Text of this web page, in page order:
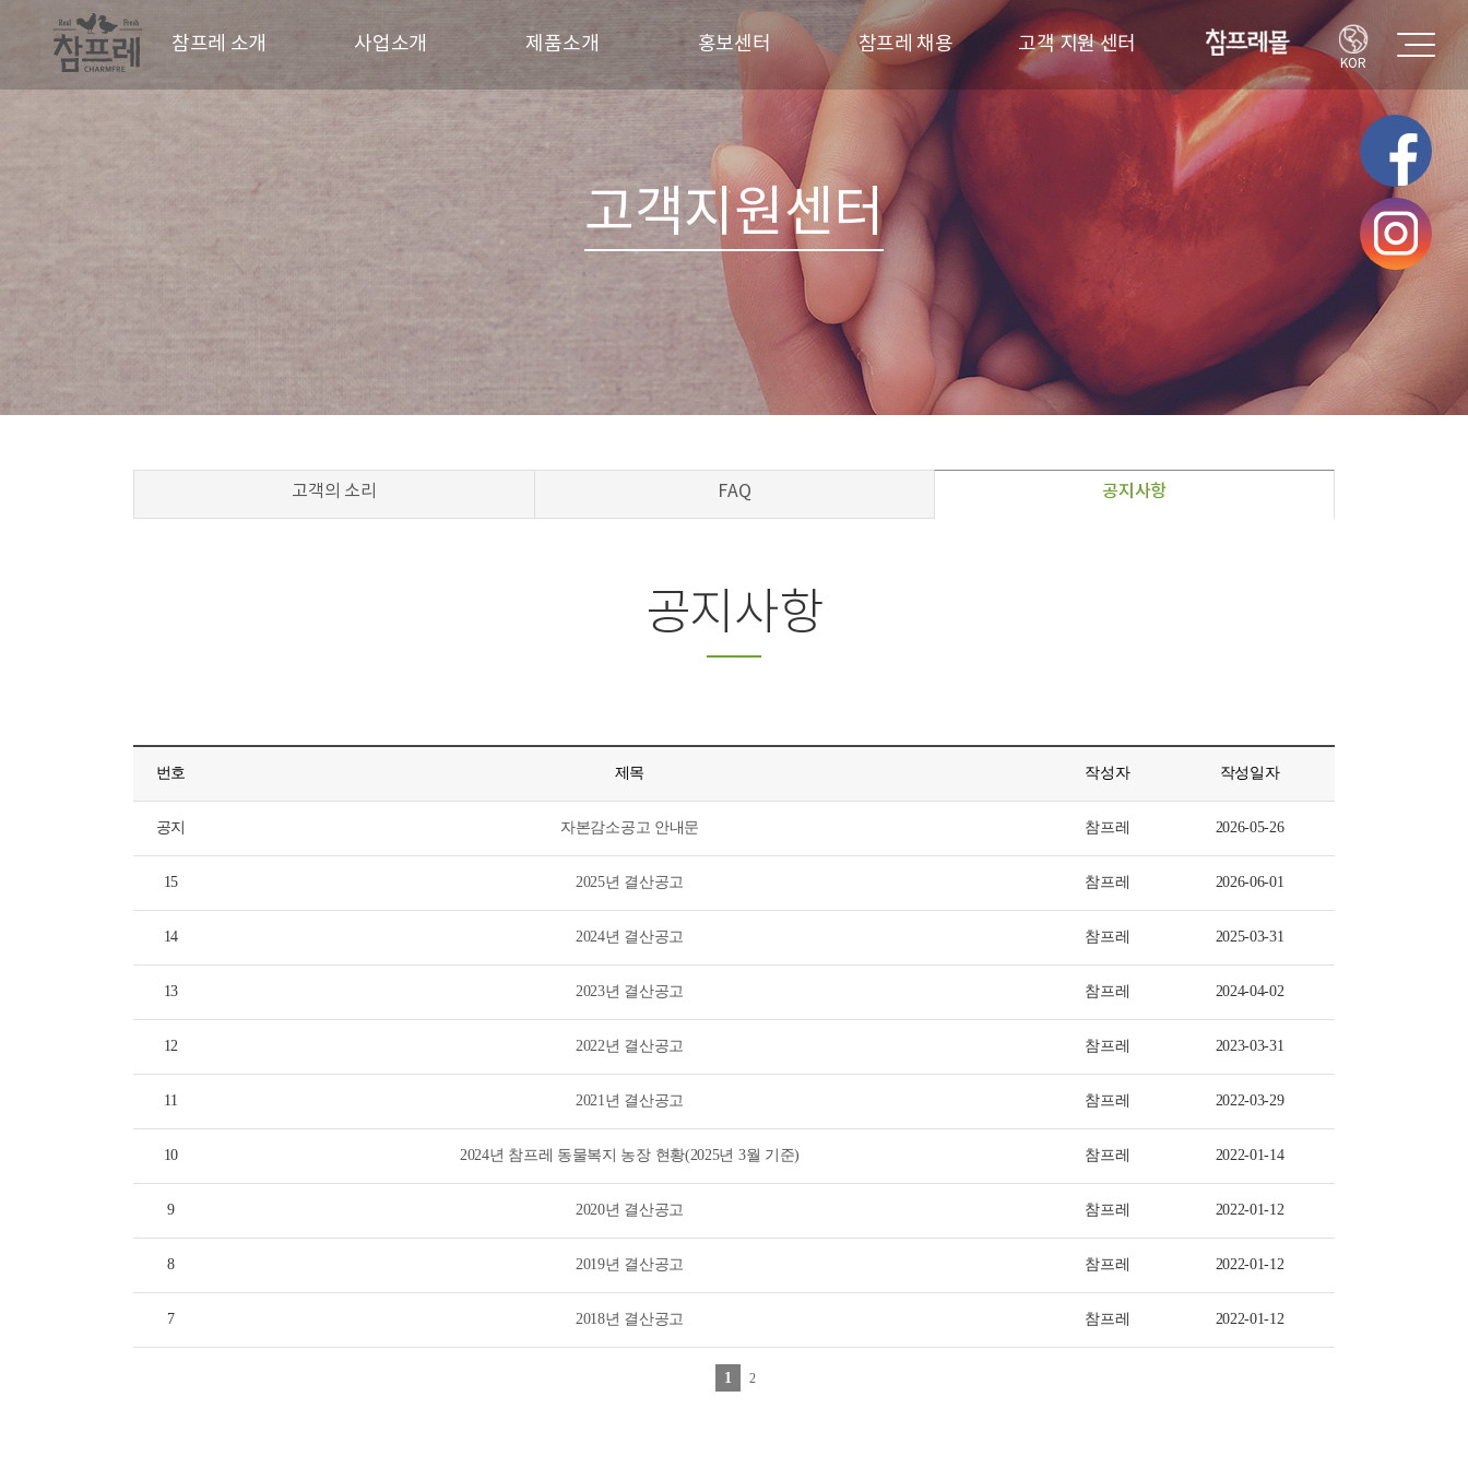
KOR
참프레 소개
홍보영상
사업소개 제품소개
브랜드
신선제품
육가공제품
홍보센터
참프레 소식
참프레 견학
갤러리
레시피
참프레 채용
채용 프로세스
채용공고
고객 지원 센터
고객의 소리
고객지원센터
고객의 소리 FAQ 공지사항
공지사항
번호 제목 작성자 작성일자
공지 자본감소공고 안내문 참프레 2026-05-26
15 2025년 결산공고 참프레 2026-06-01
14 2024년 결산공고 참프레 2025-03-31
13 2023년 결산공고 참프레 2024-04-02
12 2022년 결산공고 참프레 2023-03-31
11 2021년 결산공고 참프레 2022-03-29
10 2024년 참프레 동물복지 농장 현황(2025년 3월 기준) 참프레 2022-01-14
9 2020년 결산공고 참프레 2022-01-12
8 2019년 결산공고 참프레 2022-01-12
7 2018년 결산공고 참프레 2022-01-12
1 2